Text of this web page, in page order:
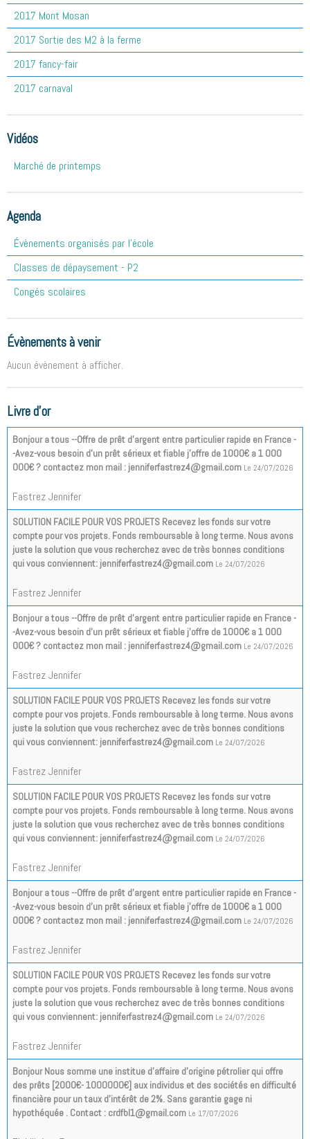
2017 Mont Mosan
2017 Sortie des M2 à la ferme
2017 fancy-fair
2017 carnaval
Vidéos
Marché de printemps
Agenda
Évènements organisés par l'école
Classes de dépaysement - P2
Congés scolaires
Évènements à venir
Aucun évènement à afficher.
Livre d'or
Bonjour a tous --Offre de prêt d'argent entre particulier rapide en France -
-Avez-vous besoin d'un prêt sérieux et fiable j'offre de 1000€ a 1 000
000€ ? contactez mon mail : jenniferfastrez4@gmail.com Le 24/07/2026
Fastrez Jennifer
SOLUTION FACILE POUR VOS PROJETS Recevez les fonds sur votre
compte pour vos projets. Fonds remboursable à long terme. Nous avons
juste la solution que vous recherchez avec de très bonnes conditions
qui vous conviennent: jenniferfastrez4@gmail.com Le 24/07/2026
Fastrez Jennifer
Bonjour a tous --Offre de prêt d'argent entre particulier rapide en France -
-Avez-vous besoin d'un prêt sérieux et fiable j'offre de 1000€ a 1 000
000€ ? contactez mon mail : jenniferfastrez4@gmail.com Le 24/07/2026
Fastrez Jennifer
SOLUTION FACILE POUR VOS PROJETS Recevez les fonds sur votre
compte pour vos projets. Fonds remboursable à long terme. Nous avons
juste la solution que vous recherchez avec de très bonnes conditions
qui vous conviennent: jenniferfastrez4@gmail.com Le 24/07/2026
Fastrez Jennifer
SOLUTION FACILE POUR VOS PROJETS Recevez les fonds sur votre
compte pour vos projets. Fonds remboursable à long terme. Nous avons
juste la solution que vous recherchez avec de très bonnes conditions
qui vous conviennent: jenniferfastrez4@gmail.com Le 24/07/2026
Fastrez Jennifer
Bonjour a tous --Offre de prêt d'argent entre particulier rapide en France -
-Avez-vous besoin d'un prêt sérieux et fiable j'offre de 1000€ a 1 000
000€ ? contactez mon mail : jenniferfastrez4@gmail.com Le 24/07/2026
Fastrez Jennifer
SOLUTION FACILE POUR VOS PROJETS Recevez les fonds sur votre
compte pour vos projets. Fonds remboursable à long terme. Nous avons
juste la solution que vous recherchez avec de très bonnes conditions
qui vous conviennent: jenniferfastrez4@gmail.com Le 24/07/2026
Fastrez Jennifer
Bonjour Nous somme une institue d’affaire d’origine pétrolier qui offre
des prêts [2000€- 1000000€] aux individus et des sociétés en difficulté
financière pour un taux d'intérêt de 2%. Sans garantie gage ni
hypothéquée . Contact : crdfbl1@gmail.com Le 17/07/2026